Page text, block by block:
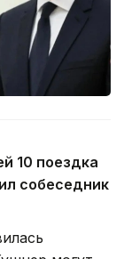
10 поездка
собеседник